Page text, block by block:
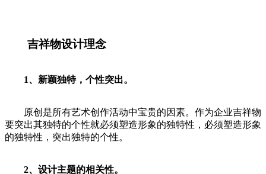
吉祥物设计理念
1、新颖独特，个性突出。
原创是所有艺术创作活动中宝贵的因素。作为企业吉祥物
要突出其独特的个性就必须塑造形象的独特性，必须塑造形象
的独特性，突出独特的个性。
2、设计主题的相关性。